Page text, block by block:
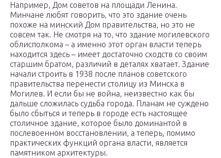
Например, Дом советов на площади Ленина.
Минчане любят говорить, что это здание очень
похоже на минский Дом правительства, но это не
совсем так. Не смотря на то, что здание могилевского
облисполкома – а именно этот орган власти теперь
находится здесь – имеет достаточно сходств со своим
старшим братом, различий в деталях хватает. Здание
начали строить в 1938 после планов советского
правительства перенести столицу из Минска в
Могилев. И если бы не война, неизвестно как бы
дальше сложилась судьба города. Планам не суждено
было сбыться и теперь в городе есть настоящее
столичное здание, которое было доминантой в
послевоенном восстановлении, а теперь, помимо
практических функций органа власти, является
памятником архитектуры.